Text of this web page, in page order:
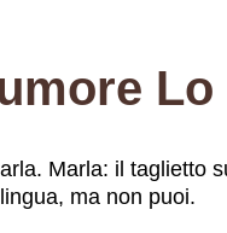
Marla: il taglietto
ma non puoi.